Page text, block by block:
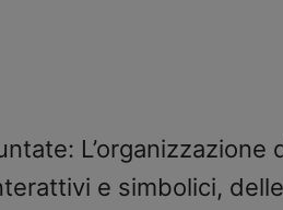
L’organizzazione
e simbolici, delle